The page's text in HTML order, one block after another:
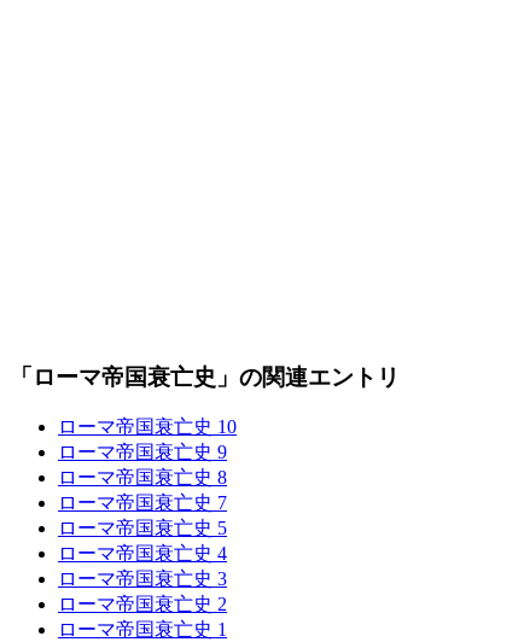
「ローマ帝国衰亡史」の関連エントリ
ローマ帝国衰亡史 10
ローマ帝国衰亡史 9
ローマ帝国衰亡史 8
ローマ帝国衰亡史 7
ローマ帝国衰亡史 5
ローマ帝国衰亡史 4
ローマ帝国衰亡史 3
ローマ帝国衰亡史 2
ローマ帝国衰亡史 1